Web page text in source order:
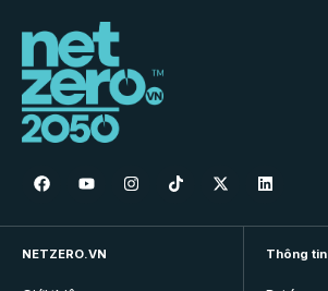
NETZERO.VN Thông tin